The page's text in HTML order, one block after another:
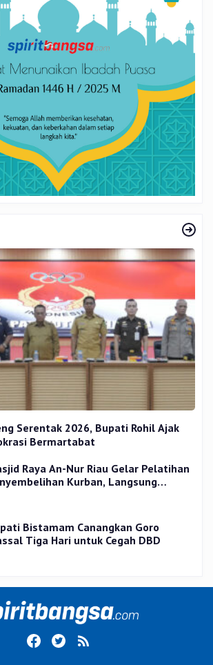
Serentak 2026, Bupati Rohil Ajak
Bermartabat
Raya An-Nur Riau Gelar Pelatihan
Kurban, Langsung
Bistamam Canangkan Goro
Tiga Hari untuk Cegah DBD